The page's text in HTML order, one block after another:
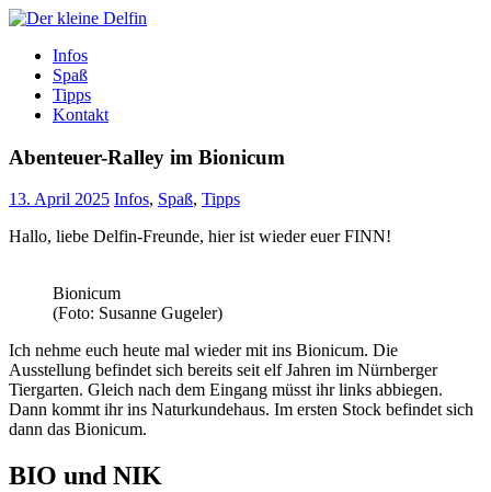
Zum
Der kleine Delfin
Infos
Spaß
Tipps
Kontakt
Abenteuer-Ralley im Bionicum
13. April 2025 Infos, Spaß, Tipps
Hallo, liebe Delfin-Freunde, hier ist wieder euer FINN!
Bionicum
(Foto: Susanne Gugeler)
Ich nehme euch heute mal wieder mit ins Bionicum. Die
Ausstellung befindet sich bereits seit elf Jahren im Nürnberger
Tiergarten. Gleich nach dem Eingang müsst ihr links abbiegen.
Dann kommt ihr ins Naturkundehaus. Im ersten Stock befindet sich
dann das Bionicum.
BIO und NIK